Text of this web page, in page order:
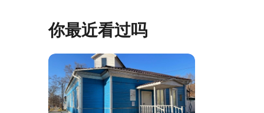
你最近看过吗